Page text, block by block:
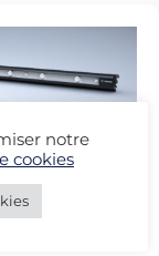
notre
cookies